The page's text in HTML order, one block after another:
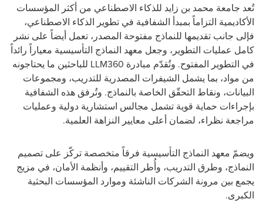
تُعد جامعة محمد بن زايد للذكاء الاصطناعي من أكثر المؤسسات
الأكاديمية التزاماً بمبدأ الشفافية في تطوير الذكاء الاصطناعي،
فإلى جانب تقديمها للنماذج مفتوحة المصدر، تعمل أيضاً على نشر
كامل عمليات التطوير، وجعل معهد النماذج التأسيسية معياراً رائداً
في التطوير المفتوح. وتُقدّم مبادرة LLM360 للباحثين ما يحتاجونه
من مواد، بما يشمل الشيفرات المصدرية للتدريب، ومجموعات
البيانات، ونقاط التحقّق الخاصة بالنماذج. وتُرفق هذه الشفافية
بإجراءات حماية قوية تشمل مجالس استشارية دولية وعمليات
مراجعة نظراء، لضمان أعلى معايير النزاهة العلمية.
ويضمّ معهد النماذج التأسيسية فرقاً متخصصة تركّز على تصميم
النماذج، وطرق التدريب، وأُطر التقييم، وأنظمة الأمان، في مزيج
يجمع بين مرونة الشركات الناشئة وموارد المؤسسات البحثية
الكبرى.